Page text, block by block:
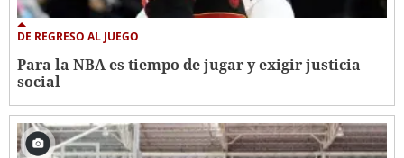
DE REGRESO AL JUEGO
Para la NBA es tiempo de jugar y exigir justicia
social